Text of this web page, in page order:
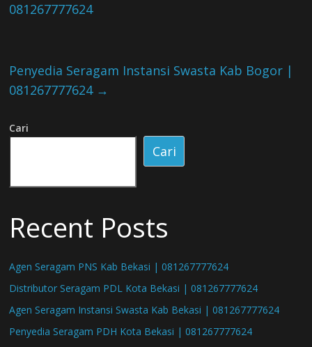
081267777624
Penyedia Seragam Instansi Swasta Kab Bogor |
081267777624 →
Cari
Cari
Recent Posts
Agen Seragam PNS Kab Bekasi | 081267777624
Distributor Seragam PDL Kota Bekasi | 081267777624
Agen Seragam Instansi Swasta Kab Bekasi | 081267777624
Penyedia Seragam PDH Kota Bekasi | 081267777624